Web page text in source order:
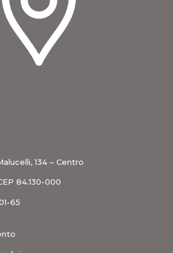
134 – Centro
84.130-000
65